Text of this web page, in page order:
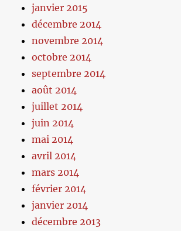
janvier 2015
décembre 2014
novembre 2014
octobre 2014
septembre 2014
août 2014
juillet 2014
juin 2014
mai 2014
avril 2014
mars 2014
février 2014
janvier 2014
décembre 2013